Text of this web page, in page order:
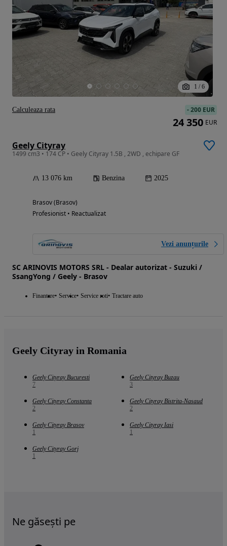
1 / 6
Geely Cityray
1499 cm3 • 174 CP • Geely Cityray 1.5B , 2WD , echipare GF
13 076 km Benzina 2025
Brasov (Brasov)
Profesionist • Reactualizat
Vezi anunțurile
SC ARINOVIS MOTORS SRL - Dealar autorizat - Suzuki /
SsangYong / Geely - Brasov
Finantare Service Service roti Tractare auto
-200 EUR
24 350 EUR
Calculeaza rata
Geely Cityray in Romania
Geely Cityray Bucuresti
7
Geely Cityray Buzau
3
Geely Cityray Constanta
2
Geely Cityray Bistrita-Nasaud
2
Geely Cityray Brasov
1
Geely Cityray Iasi
1
Geely Cityray Gorj
1
Ne găsești pe